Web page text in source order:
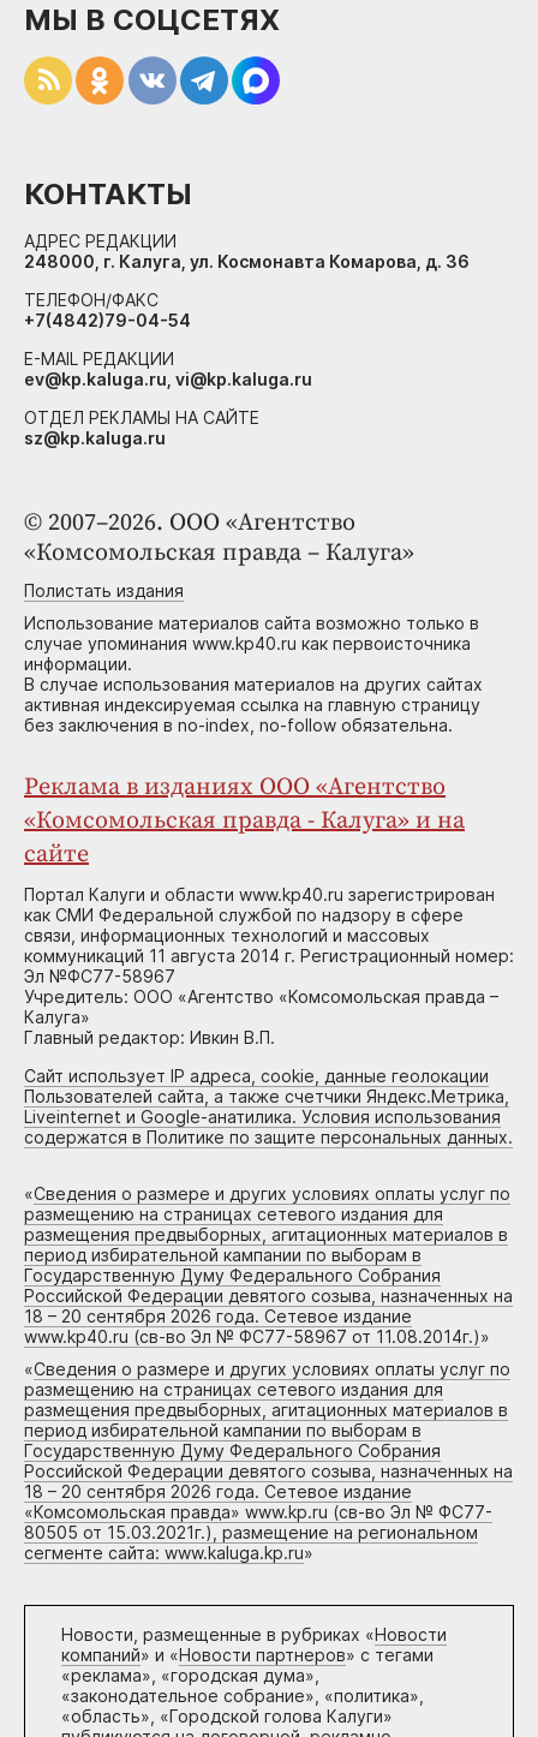
© 2007–2026. ООО «Агентство
«Комсомольская правда – Калуга»
Полистать издания
Использование материалов сайта возможно только в
случае упоминания www.kp40.ru как первоисточника
информации.
В случае использования материалов на других сайтах
активная индексируемая ссылка на главную страницу
без заключения в no-index, no-follow обязательна.
Реклама в изданиях ООО «Агентство
«Комсомольская правда - Калуга» и на
сайте
Портал Калуги и области www.kp40.ru зарегистрирован
как СМИ Федеральной службой по надзору в сфере
связи, информационных технологий и массовых
коммуникаций 11 августа 2014 г. Регистрационный номер:
Эл №ФС77-58967
Учредитель: ООО «Агентство «Комсомольская правда –
Калуга»
Главный редактор: Ивкин В.П.
Сайт использует IP адреса, cookie, данные геолокации
Пользователей сайта, а также счетчики Яндекс.Метрика,
Liveinternet и Google-анатилика. Условия использования
содержатся в Политике по защите персональных данных.
«Сведения о размере и других условиях оплаты услуг по
размещению на страницах сетевого издания для
размещения предвыборных, агитационных материалов в
период избирательной кампании по выборам в
Государственную Думу Федерального Собрания
Российской Федерации девятого созыва, назначенных на
18 – 20 сентября 2026 года. Сетевое издание
www.kp40.ru (св-во Эл № ФС77-58967 от 11.08.2014г.)»
«Сведения о размере и других условиях оплаты услуг по
размещению на страницах сетевого издания для
размещения предвыборных, агитационных материалов в
период избирательной кампании по выборам в
Государственную Думу Федерального Собрания
Российской Федерации девятого созыва, назначенных на
18 – 20 сентября 2026 года. Сетевое издание
«Комсомольская правда» www.kp.ru (св-во Эл № ФС77-
80505 от 15.03.2021г.), размещение на региональном
сегменте сайта: www.kaluga.kp.ru»
Новости, размещенные в рубриках «Новости
компаний» и «Новости партнеров» с тегами
«реклама», «городская дума»,
«законодательное собрание», «политика»,
«область», «Городской голова Калуги»
МЫ В СОЦСЕТЯХ
КОНТАКТЫ
АДРЕС РЕДАКЦИИ
248000, г. Калуга, ул. Космонавта Комарова, д. 36
ТЕЛЕФОН/ФАКС
+7(4842)79-04-54
E-MAIL РЕДАКЦИИ
ev@kp.kaluga.ru, vi@kp.kaluga.ru
ОТДЕЛ РЕКЛАМЫ НА САЙТЕ
sz@kp.kaluga.ru